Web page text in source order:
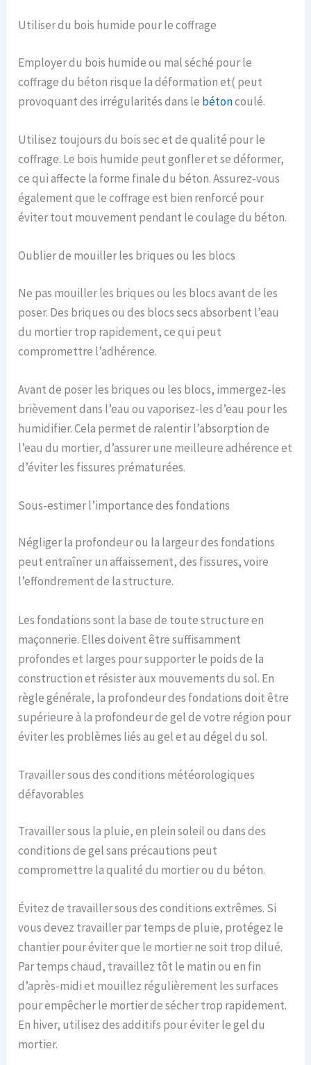
Utiliser du bois humide pour le coffrage
Employer du bois humide ou mal séché pour le
coffrage du béton risque la déformation et( peut
provoquant des irrégularités dans le bétoncoulé.
Utilisez toujours du bois sec et de qualité pour le
coffrage. Le bois humide peut gonfler et se déformer,
ce qui affecte la forme finale du béton. Assurez-vous
également que le coffrage est bien renforcé pour
éviter tout mouvement pendant le coulage du béton.
Oublier de mouiller les briques ou les blocs
Ne pas mouiller les briques ou les blocs avant de les
poser. Des briques ou des blocs secs absorbent l’eau
du mortier trop rapidement, ce qui peut
compromettre l’adhérence.
Avant de poser les briques ou les blocs, immergez-les
brièvement dans l’eau ou vaporisez-les d’eau pour les
humidifier. Cela permet de ralentir l’absorption de
l’eau du mortier, d’assurer une meilleure adhérence et
d’éviter les fissures prématurées.
Sous-estimer l’importance des fondations
Négliger la profondeur ou la largeur des fondations
peut entraîner un affaissement, des fissures, voire
l’effondrement de la structure.
Les fondations sont la base de toute structure en
maçonnerie. Elles doivent être suffisamment
profondes et larges pour supporter le poids de la
construction et résister aux mouvements du sol. En
règle générale, la profondeur des fondations doit être
supérieure à la profondeur de gel de votre région pour
éviter les problèmes liés au gel et au dégel du sol.
Travailler sous des conditions météorologiques
défavorables
Travailler sous la pluie, en plein soleil ou dans des
conditions de gel sans précautions peut
compromettre la qualité du mortier ou du béton.
Évitez de travailler sous des conditions extrêmes. Si
vous devez travailler par temps de pluie, protégez le
chantier pour éviter que le mortier ne soit trop dilué.
Par temps chaud, travaillez tôt le matin ou en fin
d’après-midi et mouillez régulièrement les surfaces
pour empêcher le mortier de sécher trop rapidement.
En hiver, utilisez des additifs pour éviter le gel du
mortier.